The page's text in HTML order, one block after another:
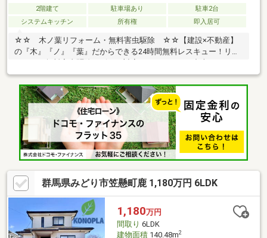
2階建て 駐車場あり
駐車2台
システムキッチン
所有権 即入居可
☆☆ 木ノ葉リフォーム・無料害虫駆除 ☆☆【建設×不動産】
の『木』『ノ』『葉』だからできる24時間無料レスキュー！リフ
ターサービスがついており、住んでからの安心をずっとお届けし
ます！内覧時に、無料相談・お見積りも物件ごとに作成可能！！
オウチ探しも、リフォームも一緒に相談できます！＼弊社には、
『きつね隊』・『ゴリラ隊』という無料かけつけサービスの仕組
みが、整っています♪／住んでからのお家トラブル、緊急対応も承
っております♪お家のこと、すべて木ノ葉プランニングにお任せく
ださい＾＾
群馬県みどり市笠懸町鹿 1,180万円 6LDK
1,180万円
間取り 6LDK
建物面積140.48m2